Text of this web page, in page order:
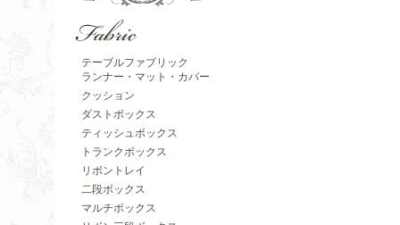
テーブルファブリック
ランナー・マット・カバー
クッション
ダストボックス
ティッシュボックス
トランクボックス
リボントレイ
二段ボックス
マルチボックス